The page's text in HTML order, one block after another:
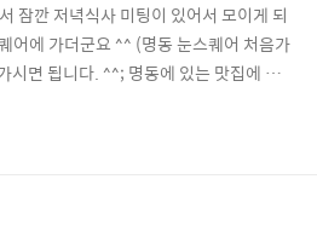
잠깐 저녁식사 미팅이 있어서 모이게 되
어에 가더군요 ^^ (명동 눈스퀘어 처음가
면 됩니다. ^^; 명동에 있는 맛집에 간
오기에 저렴한 곳은 아니지만 그래도